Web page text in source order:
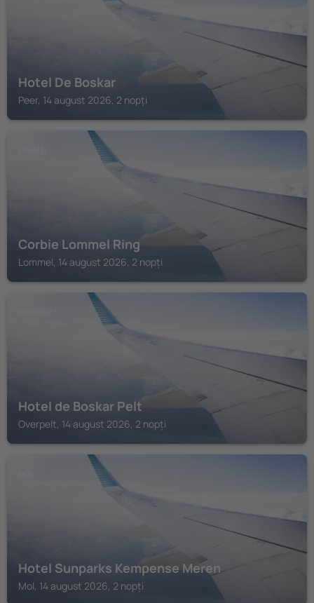
Hotel De Boskar
Peer, 14 august 2026, 2 nopți
Corbie Lommel Ring
Lommel, 14 august 2026, 2 nopți
Hotel de Boskar Pelt
Overpelt, 14 august 2026, 2 nopți
Hotel Sunparks Kempense Meren
Mol, 14 august 2026, 2 nopți